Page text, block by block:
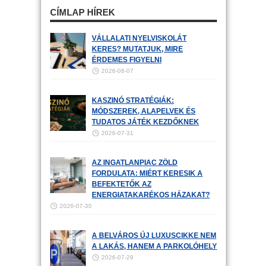
CÍMLAP HÍREK
VÁLLALATI NYELVISKOLÁT
KERES? MUTATJUK, MIRE
ÉRDEMES FIGYELNI
2026-08-07
KASZINÓ STRATÉGIÁK:
MÓDSZEREK, ALAPELVEK ÉS
TUDATOS JÁTÉK KEZDŐKNEK
2026-07-31
AZ INGATLANPIAC ZÖLD
FORDULATA: MIÉRT KERESIK A
BEFEKTETŐK AZ
ENERGIATAKARÉKOS HÁZAKAT?
2026-07-30
A BELVÁROS ÚJ LUXUSCIKKE NEM
A LAKÁS, HANEM A PARKOLÓHELY
2026-07-29